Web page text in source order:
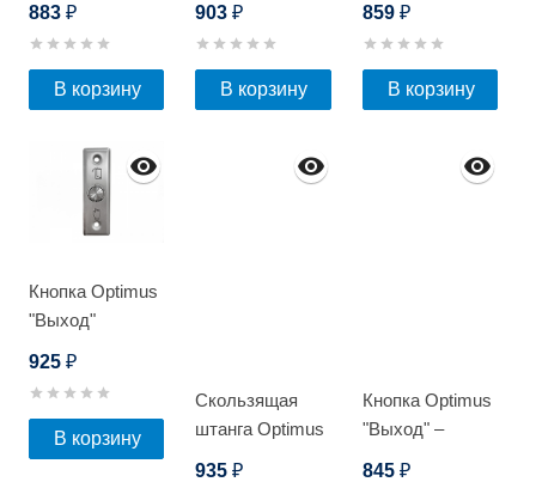
883 ₽
В корзину
903₽
В корзину
859 ₽
В корзину
Кнопка Optimus
"Выход"
925 ₽
В корзину
Скользящая
штанга Optimus
935₽
Кнопка Optimus
"Выход" –
845 ₽